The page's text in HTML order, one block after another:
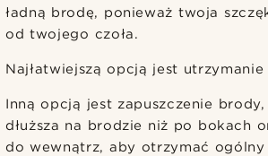
ładną brodę, ponieważ twoja
od twojego czoła.
Najłatwiejszą opcją jest
Inną opcją jest zapuszczenie
dłuższa na brodzie niż po bokach
do wewnątrz, aby otrzymać